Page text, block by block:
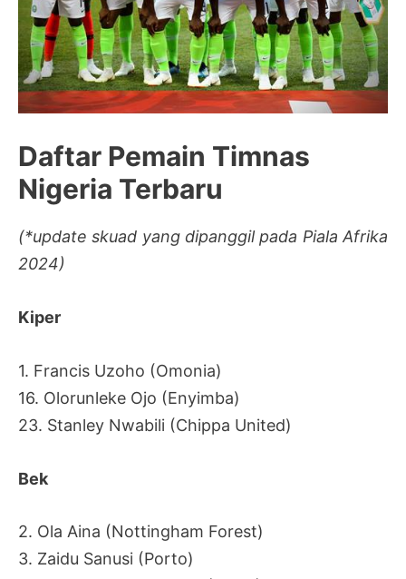
Daftar Pemain Timnas
Nigeria Terbaru
(*update skuad yang dipanggil pada Piala Afrika
2024)
Kiper
1. Francis Uzoho (Omonia)
16. Olorunleke Ojo (Enyimba)
23. Stanley Nwabili (Chippa United)
Bek
2. Ola Aina (Nottingham Forest)
3. Zaidu Sanusi (Porto)